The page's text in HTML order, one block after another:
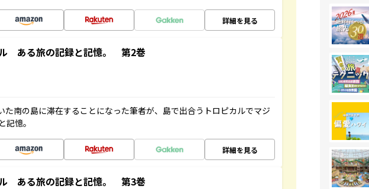
詳細を見る
ある旅の記録と記憶。 第2巻
た南の島に滞在することになった筆者が、島で出合うトロピカルでマジ
記憶。
詳細を見る
ある旅の記録と記憶。 第3巻